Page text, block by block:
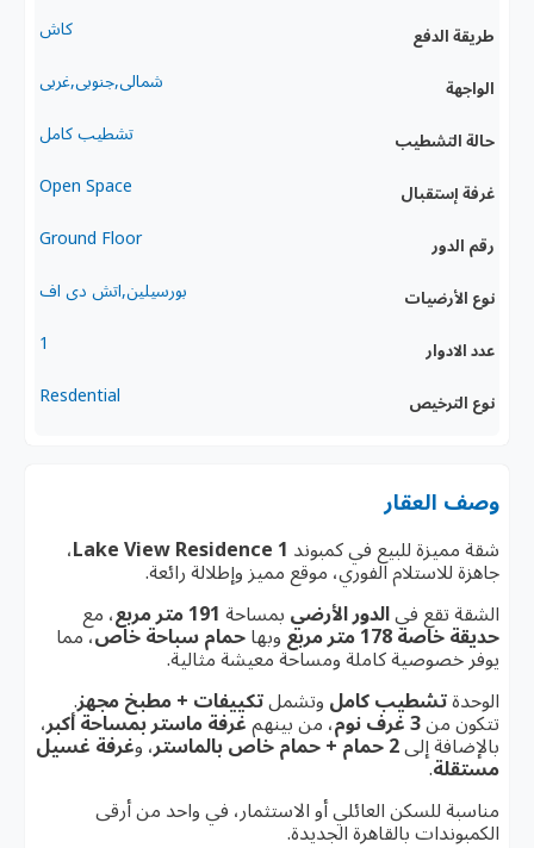
طريقة الدفع كاش
الواجهة شمالى,جنوبى,غربى
حالة التشطيب تشطيب كامل
غرفة إستقبال Open Space
رقم الدور Ground Floor
نوع الأرضيات بورسيلين,اتش دى اف
عدد الادوار 1
نوع الترخيص Resdential
وصف العقار
شقة مميزة للبيع في كمبوند Lake View Residence 1،
جاهزة للاستلام الفوري، موقع مميز وإطلالة رائعة.
الشقة تقع فيالدور الأرضي بمساحة 191 متر مربع
، مع
حديقة خاصة 178 متر مربع
وبهاحمام سباحة خاص، مما
يوفر خصوصية كاملة ومساحة معيشة مثالية.
الوحدةتشطيب كامل وتشملتكييفات + مطبخ مجهز.
تتكون من3 غرف نوم ، من بينهم غرفة ماستر بمساحة أكبر،
بالإضافة إلى2 حمام + حمام خاص بالماستر ، وغرفة غسيل
مستقلة.
مناسبة للسكن العائلي أو الاستثمار، في واحد من أرقى
الكمبوندات بالقاهرة الجديدة.